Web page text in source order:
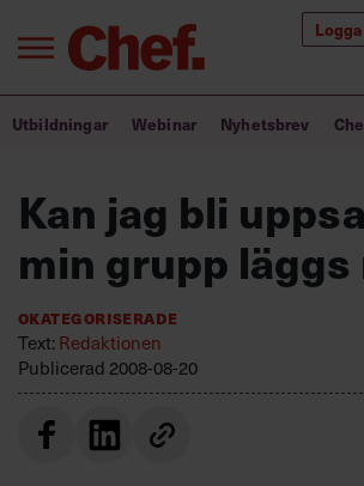
Annonsera
Bra ledare förändrar
Utbildning för ledare
Chefakademin+
Populära utbildningar
Utbildningar Webinar Nyhetsbrev
Kan jag bli
min grupp läggs
Okategoriserade
Text: Redaktionen
Publicerad 2008-08-20